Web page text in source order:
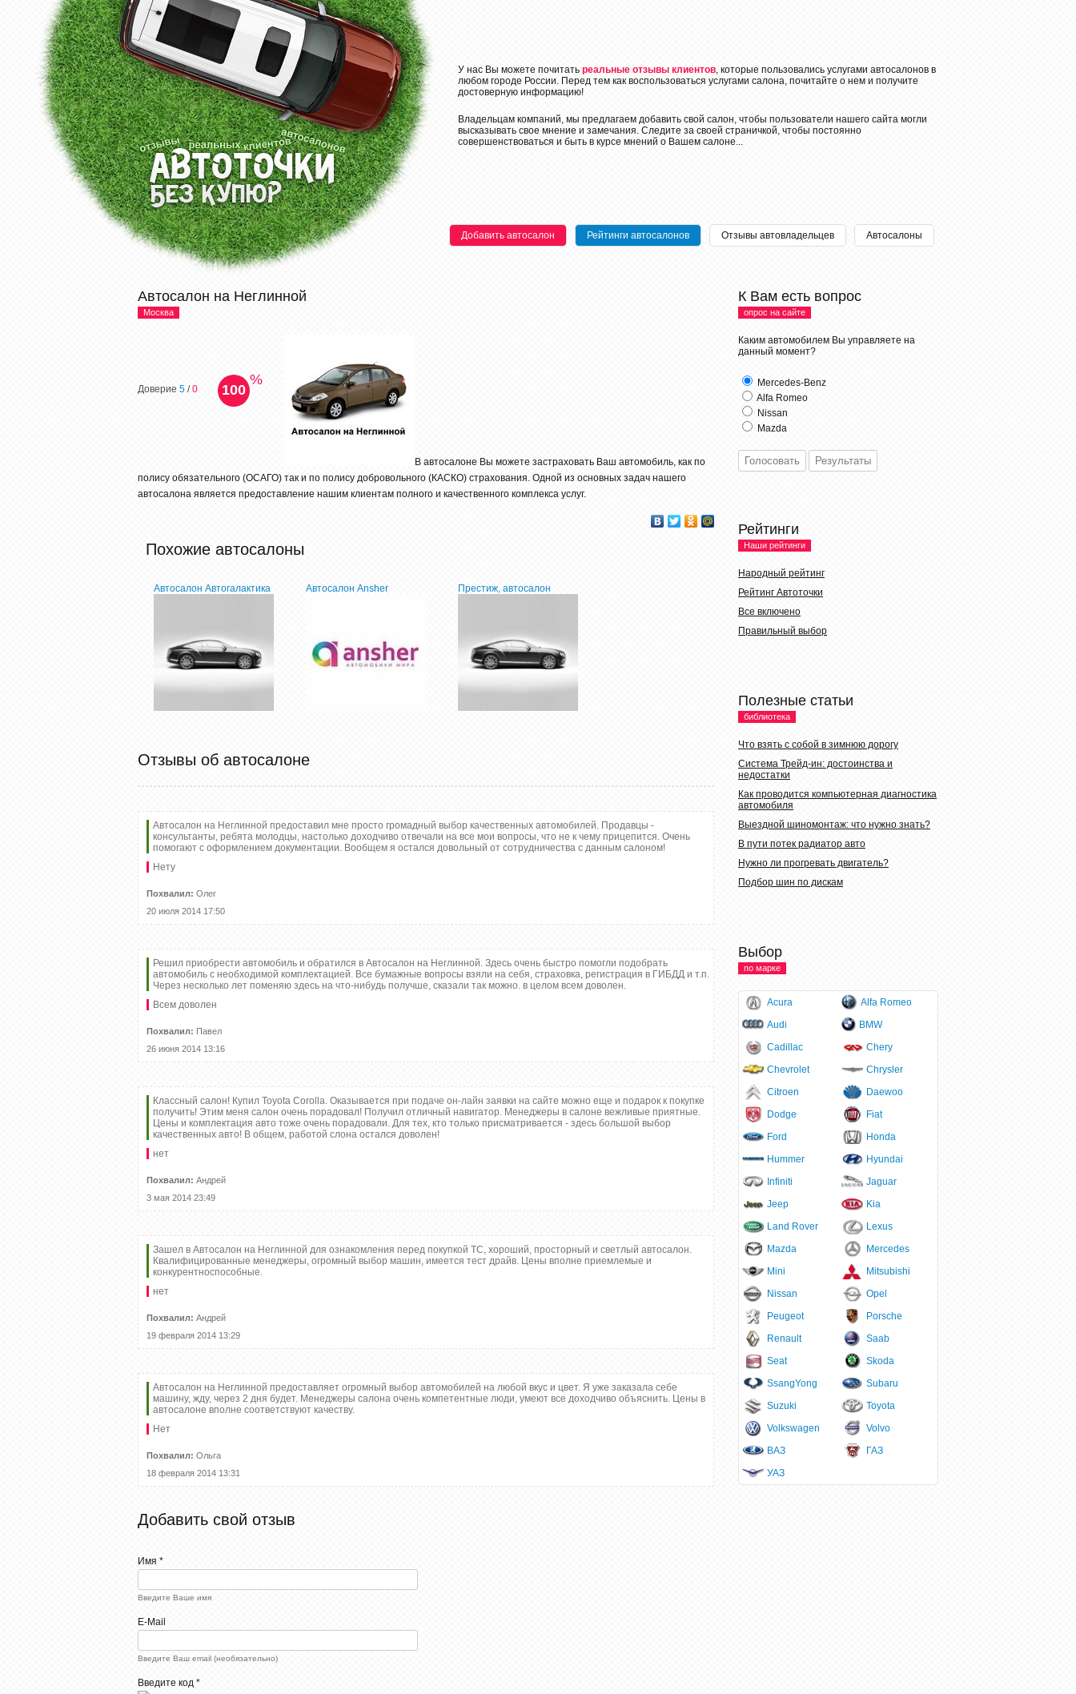
У нас Вы можете почитать реальные отзывы клиентов, которые пользовались услугами автосалонов в
любом городе России. Перед тем как воспользоваться услугами салона, почитайте о нем и получите
достоверную информацию!
Владельцам компаний, мы предлагаем добавить свой салон, чтобы пользователи нашего сайта могли
высказывать свое мнение и замечания. Следите за своей страничкой, чтобы постоянно
совершенствоваться и быть в курсе мнений о Вашем салоне...
Добавить автосалон Рейтинги автосалонов Отзывы автовладельцев Автосалоны
Автосалон на Неглинной
Москва
Доверие 5 /0 100
%
В автосалоне Вы можете застраховать Ваш автомобиль, как по
полису обязательного (ОСАГО) так и по полису добровольного (КАСКО) страхования. Одной из основных задач нашего
автосалона является предоставление нашим клиентам полного и качественного комплекса услуг.
Похожие автосалоны
Автосалон Автогалактика Автосалон Ansher
Данная бонусная
негарантийных
автомобилей на
регуляные регламентные
10
3275
РµСЃС‚СЊ
РєРѕРјРјРµРЅС‚Р°СЂРёРё
[/xfgiven_xfield]
[xfnotgiven_xfield]Р”РѕРїРїРѕР»Рµ
РЅРµ
Престиж, автосалон
Отзывы об автосалоне
Автосалон на Неглинной предоставил мне просто громадный выбор качественных автомобилей. Продавцы -
консультанты, ребята молодцы, настолько доходчиво отвечали на все мои вопросы, что не к чему прицепится. Очень
помогают с оформлением документации. Вообщем я остался довольный от сотрудничества с данным салоном!
Нету
Похвалил: Олег
20 июля 2014 17:50
Решил приобрести автомобиль и обратился в Автосалон на Неглинной. Здесь очень быстро помогли подобрать
автомобиль с необходимой комплектацией. Все бумажные вопросы взяли на себя, страховка, регистрация в ГИБДД и т.п.
Через несколько лет поменяю здесь на что-нибудь получше, сказали так можно. в целом всем доволен.
Всем доволен
Похвалил: Павел
26 июня 2014 13:16
Классный салон! Купил Toyota Corolla. Оказывается при подаче он-лайн заявки на сайте можно еще и подарок к покупке
получить! Этим меня салон очень порадовал! Получил отличный навигатор. Менеджеры в салоне вежливые приятные.
Цены и комплектация авто тоже очень порадовали. Для тех, кто только присматривается - здесь большой выбор
качественных авто! В общем, работой слона остался доволен!
нет
Похвалил: Андрей
3 мая 2014 23:49
Зашел в Автосалон на Неглинной для ознакомления перед покупкой ТС, хороший, просторный и светлый автосалон.
Квалифицированные менеджеры, огромный выбор машин, имеется тест драйв. Цены вполне приемлемые и
конкурентноспособные.
нет
Похвалил: Андрей
19 февраля 2014 13:29
Автосалон на Неглинной предоставляет огромный выбор автомобилей на любой вкус и цвет. Я уже заказала себе
машину, жду, через 2 дня будет. Менеджеры салона очень компетентные люди, умеют все доходчиво объяснить. Цены в
автосалоне вполне соответствуют качеству.
Нет
Похвалил: Ольга
18 февраля 2014 13:31
Добавить свой отзыв
Имя *
Введите Ваше имя
E-Mail
Введите Ваш email (необязательно)
Введите код *
К Вам есть вопрос
опрос на сайте
Каким автомобилем Вы управляете на
данный момент?
Mercedes-Benz
Alfa Romeo
Nissan
Mazda
Рейтинги
Наши рейтинги
Народный рейтинг
Рейтинг Автоточки
Все включено
Правильный выбор
Полезные статьи
библиотека
Что взять с собой в зимнюю дорогу
Система Трейд-ин: достоинства и
недостатки
Как проводится компьютерная диагностика
автомобиля
Выездной шиномонтаж: что нужно знать?
В пути потек радиатор авто
Нужно ли прогревать двигатель?
Подбор шин по дискам
Выбор
по марке
Acura
Alfa Romeo
Audi
BMW
Cadillac
Chery
Chevrolet
Chrysler
Citroen
Daewoo
Dodge
Fiat
Ford
Honda
Hummer
Hyundai
Infiniti
Jaguar
Jeep
Kia
Land Rover
Lexus
Mazda
Mercedes
Mini
Mitsubishi
Nissan
Opel
Peugeot
Porsche
Renault
Saab
Seat
Skoda
SsangYong
Subaru
Suzuki
Toyota
Volkswagen
Volvo
ВАЗ
ГАЗ
УАЗ